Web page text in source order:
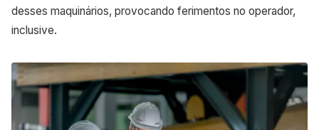
desses maquinários, provocando ferimentos no operador,
inclusive.